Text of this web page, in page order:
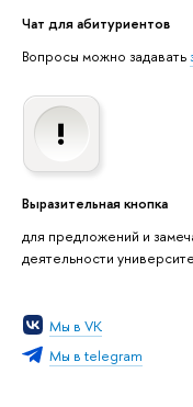
Чат для абитуриентов
Вопросы можно задавать
Выразительная кнопка
для предложений и
деятельности
Мы в VK
Мы в telegram